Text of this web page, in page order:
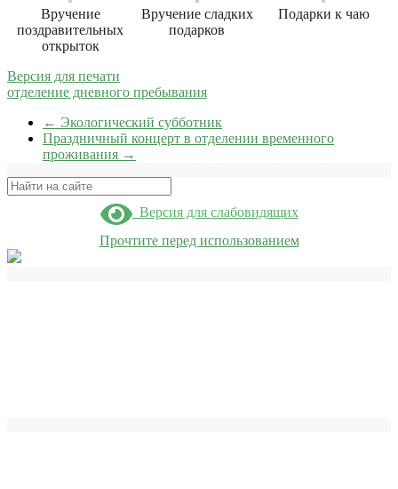
Вручение
поздравительных
открыток
Вручение сладких
подарков
Подарки к чаю
Версия для печати
отделение дневного пребывания
← Экологический субботник
Праздничный концерт в отделении временного
проживания →
Поиск
Версия для слабовидящих
Прочтите перед использованием